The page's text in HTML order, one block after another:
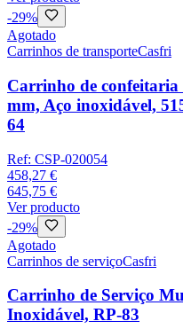
-29%
Agotado
Carrinhos de transporteCasfri
Carrinho de confeitaria
mm, Aço inoxidável,
64
Ref: CSP-020054
458,27 €
645,75 €
Ver producto
-29%
Agotado
Carrinhos de serviçoCasfri
Carrinho de Serviço
Inoxidável, RP-83